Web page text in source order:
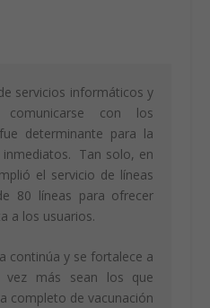
servicios informáticos y
con los
determinante para la
Tan solo, en
el servicio de líneas
80 líneas para ofrecer
a los usuarios.
continúa y se fortalece a
vez más sean los que
completo de vacunación